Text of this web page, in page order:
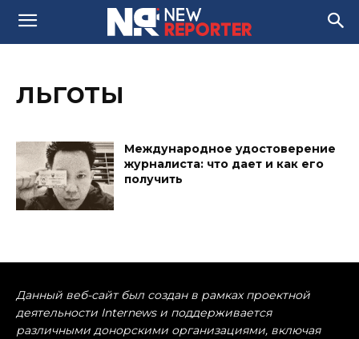
льготы
Международное удостоверение
журналиста: что дает и как его
получить
Данный веб-сайт был создан в рамках проектной
деятельности Internews и поддерживается
различными донорскими организациями, включая